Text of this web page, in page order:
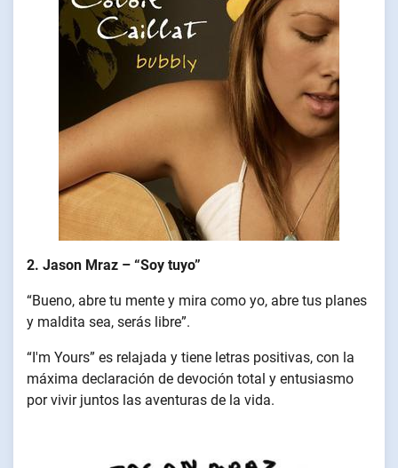
2. Jason Mraz – “Soy tuyo”
“Bueno, abre tu mente y mira como yo, abre tus planes
y maldita sea, serás libre”.
“I'm Yours” es relajada y tiene letras positivas, con la
máxima declaración de devoción total y entusiasmo
por vivir juntos las aventuras de la vida.